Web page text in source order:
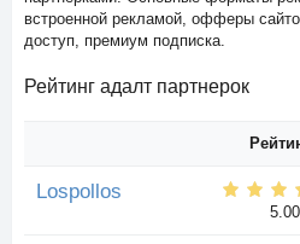
встроенной рекламой, офферы
доступ, премиум подписка.
Рейтинг адалт партнерок
Lospollos
5.00